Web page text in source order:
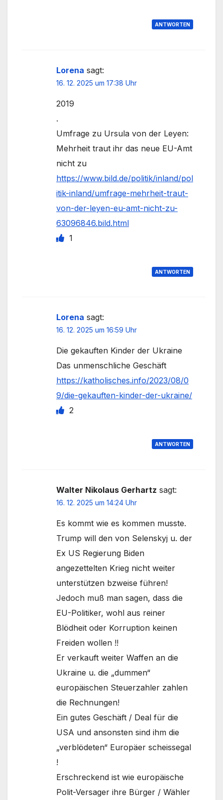
ANTWORTEN
Lorena sagt:
16. 12. 2025 um 17:38 Uhr
2019
.
Umfrage zu Ursula von der Leyen:
Mehrheit traut ihr das neue EU-Amt
nicht zu
https://www.bild.de/politik/inland/pol
itik-inland/umfrage-mehrheit-traut-
von-der-leyen-eu-amt-nicht-zu-
63096846.bild.html
1
ANTWORTEN
Lorena sagt:
16. 12. 2025 um 16:59 Uhr
Die gekauften Kinder der Ukraine
Das unmenschliche Geschäft
https://katholisches.info/2023/08/0
9/die-gekauften-kinder-der-ukraine/
2
ANTWORTEN
Walter Nikolaus Gerhartz sagt:
16. 12. 2025 um 14:24 Uhr
Es kommt wie es kommen musste.
Trump will den von Selenskyj u. der
Ex US Regierung Biden
angezettelten Krieg nicht weiter
unterstützen bzweise führen!
Jedoch muß man sagen, dass die
EU-Politiker, wohl aus reiner
Blödheit oder Korruption keinen
Freiden wollen !!
Er verkauft weiter Waffen an die
Ukraine u. die „dummen“
europäischen Steuerzahler zahlen
die Rechnungen!
Ein gutes Geschäft / Deal für die
USA und ansonsten sind ihm die
„verblödeten“ Europäer scheissegal
!
Erschreckend ist wie europäische
Polit-Versager ihre Bürger / Wähler